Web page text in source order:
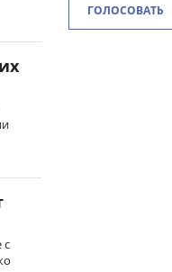
с
ГОЛОСОВАТЬ